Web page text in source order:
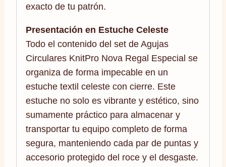
exacto de tu patrón.
Presentación en Estuche Celeste
Todo el contenido del set de Agujas
Circulares KnitPro Nova Regal Especial se
organiza de forma impecable en un
estuche textil celeste con cierre. Este
estuche no solo es vibrante y estético, sino
sumamente práctico para almacenar y
transportar tu equipo completo de forma
segura, manteniendo cada par de puntas y
accesorio protegido del roce y el desgaste.